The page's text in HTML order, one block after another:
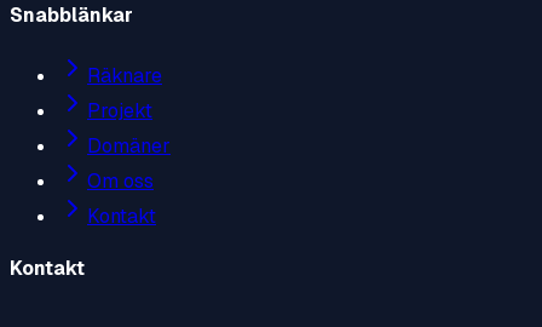
Snabblänkar
Räknare
Projekt
Domäner
Om oss
Kontakt
Kontakt